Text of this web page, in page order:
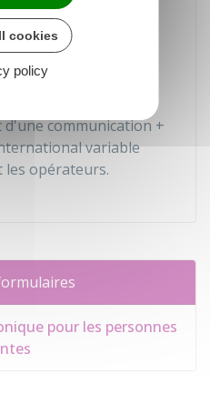
de l'appel selon
+33 (0) 1 73 60 39
d'une communication +
variable
les opérateurs.
pour les personnes
cookies
policy